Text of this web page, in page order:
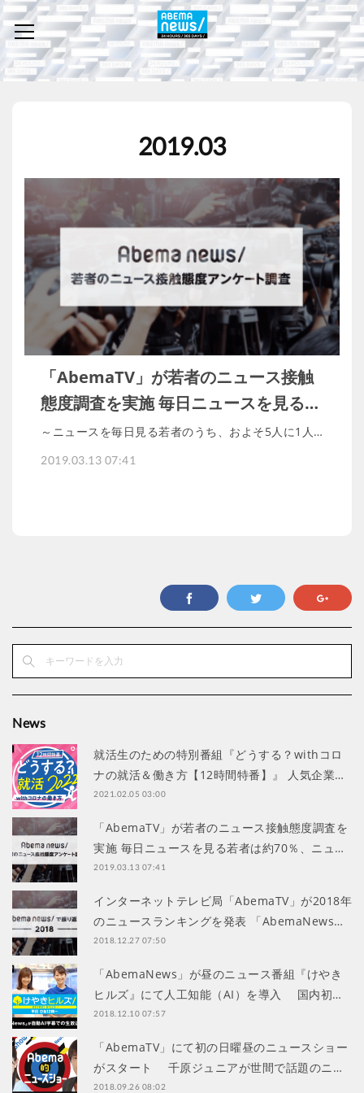
2019.03
「AbemaTV」が若者のニュース接触
態度調査を実施 毎日ニュースを見る…
～ニュースを毎日見る若者のうち、およそ5人に1人…
2019.03.13 07:41
News
就活生のための特別番組『どうする？withコロ
ナの就活＆働き方【12時間特番】』 人気企業…
2021.02.05 03:00
「AbemaTV」が若者のニュース接触態度調査を
実施 毎日ニュースを見る若者は約70％、ニュ…
2019.03.13 07:41
インターネットテレビ局「AbemaTV」が2018年
のニュースランキングを発表 「AbemaNews…
2018.12.27 07:50
「AbemaNews」が昼のニュース番組『けやき
ヒルズ』にて人工知能（AI）を導入 国内初…
2018.12.10 07:57
「AbemaTV」にて初の日曜昼のニュースショー
がスタート 千原ジュニアが世間で話題のニ…
2018.09.26 08:02